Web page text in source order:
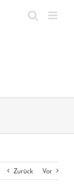
Zurück Vor